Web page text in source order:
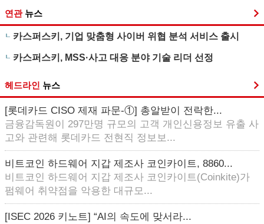
연관 뉴스
카스퍼스키, 기업 맞춤형 사이버 위협 분석 서비스 출시
카스퍼스키, MSS·사고 대응 분야 기술 리더 선정
헤드라인 뉴스
[롯데카드 CISO 제재 파문-①] 총알받이 전락한...
금융감독원이 297만명 규모의 고객 개인신용정보 유출 사
고와 관련해 롯데카드 전현직 정보보...
비트코인 하드웨어 지갑 제조사 코인카이트, 8860...
비트코인 하드웨어 지갑 제조사 코인카이트(Coinkite)가
펌웨어 취약점을 악용한 대규모...
[ISEC 2026 키노트] “AI의 속도에 맞서라...